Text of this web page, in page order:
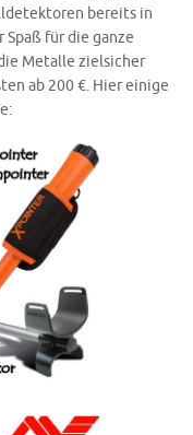
bereits in
Spaß für die ganze
Metalle zielsicher
ab 200 €. Hier einige